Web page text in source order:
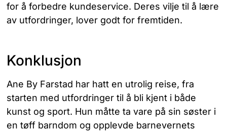
for å forbedre kundeservice. Deres vilje til å lære
av utfordringer, lover godt for fremtiden.
Konklusjon
Ane By Farstad har hatt en utrolig reise, fra
starten med utfordringer til å bli kjent i både
kunst og sport. Hun måtte ta vare på sin søster i
en tøff barndom og opplevde barnevernets